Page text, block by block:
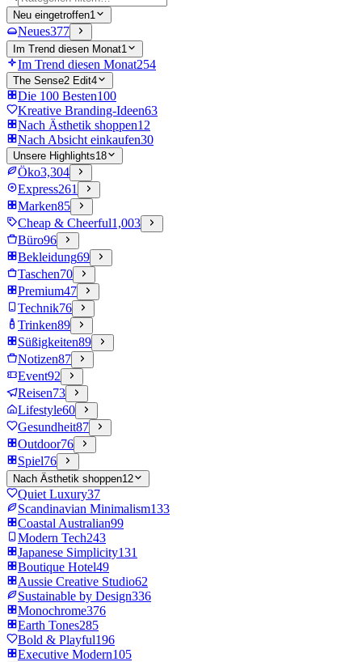
Neu eingetroffen1
Neues377
Im Trend diesen Monat1
Im Trend diesen Monat254
The Sense2 Edit4
Die 100 Besten100
Kreative Branding-Ideen63
Nach Ästhetik shoppen12
Nach Absicht einkaufen30
Unsere Highlights18
Öko3,304
Express261
Marken85
Cheap & Cheerful1,003
Büro96
Bekleidung69
Taschen70
Premium47
Technik76
Trinken89
Süßigkeiten89
Notizen87
Event92
Reisen73
Lifestyle60
Gesundheit87
Outdoor76
Spiel76
Nach Ästhetik shoppen12
Quiet Luxury37
Scandinavian Minimalism133
Coastal Australian99
Modern Tech243
Japanese Simplicity131
Boutique Hotel49
Aussie Creative Studio62
Sustainable by Design336
Monochrome376
Earth Tones285
Bold & Playful196
Executive Modern105